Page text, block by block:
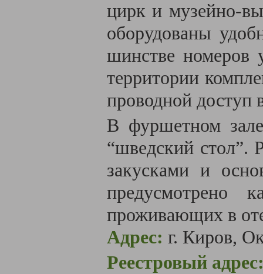
цирк и музейно-
обо­ру­до­ва­ны
шин­стве но­ме­ров
тер­ри­то­рии
про­вод­ной до­ступ
В фуршетном
“шведский стол”.
закусками и
предусмотрено
проживающих в
Адрес: г. Киров,
Реестровый